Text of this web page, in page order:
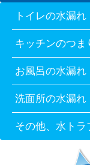
トイレの水漏
キッチンのつま
お風呂の水漏れ
洗面所の水漏れ
その他、水トラ